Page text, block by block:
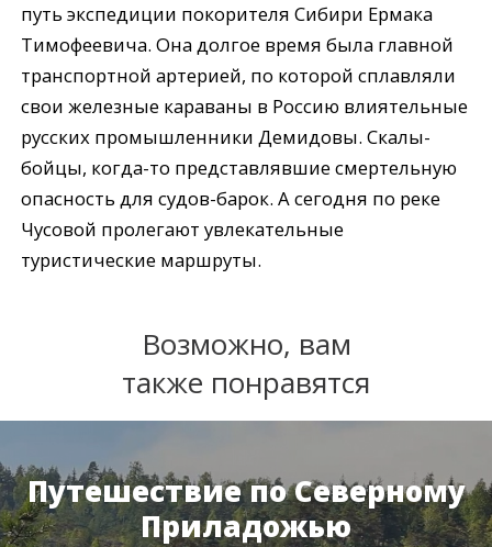
путь экспедиции покорителя Сибири Ермака
Тимофеевича. Она долгое время была главной
транспортной артерией, по которой сплавляли
свои железные караваны в Россию влиятельные
русских промышленники Демидовы. Скалы-
бойцы, когда-то представлявшие смертельную
опасность для судов-барок. А сегодня по реке
Чусовой пролегают увлекательные
туристические маршруты.
Возможно, вам
также понравятся
Путешествие по Северному
Приладожью